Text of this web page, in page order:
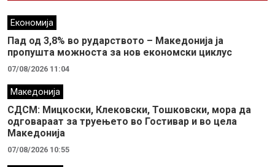
Економија
Пад од 3,8% во рударството – Македонија ја
пропушта можноста за нов економски циклус
07/08/2026 11:04
Македонија
СДСМ: Мицкоски, Клековски, Тошковски, мора да
одговараат за труењето во Гостивар и во цела
Македонија
07/08/2026 10:55